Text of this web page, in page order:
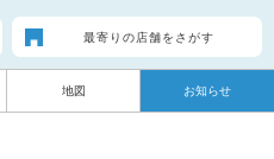
最寄りの店舗をさがす
地図 お知らせ